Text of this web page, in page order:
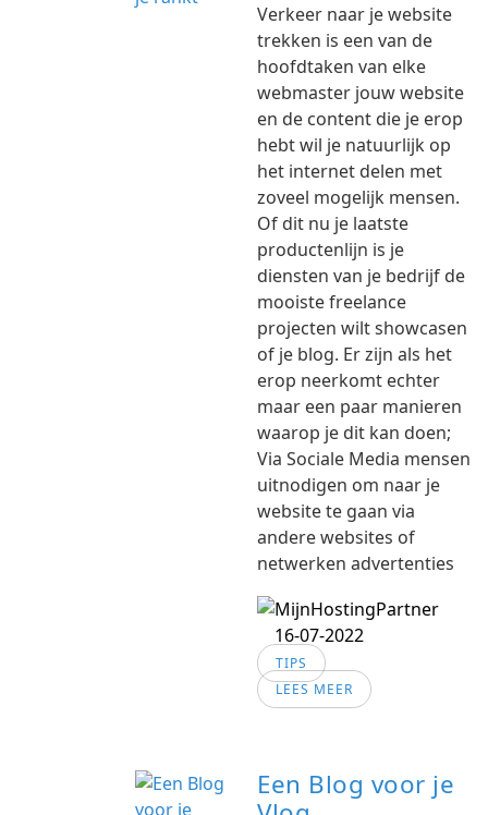
Verkeer naar je website
trekken is een van de
hoofdtaken van elke
webmaster jouw website
en de content die je erop
hebt wil je natuurlijk op
het internet delen met
zoveel mogelijk mensen.
Of dit nu je laatste
productenlijn is je
diensten van je bedrijf de
mooiste freelance
projecten wilt showcasen
of je blog. Er zijn als het
erop neerkomt echter
maar een paar manieren
waarop je dit kan doen;
Via Sociale Media mensen
uitnodigen om naar je
website te gaan via
andere websites of
netwerken advertenties
16-07-2022
TIPS
LEES MEER
Een Blog voor je